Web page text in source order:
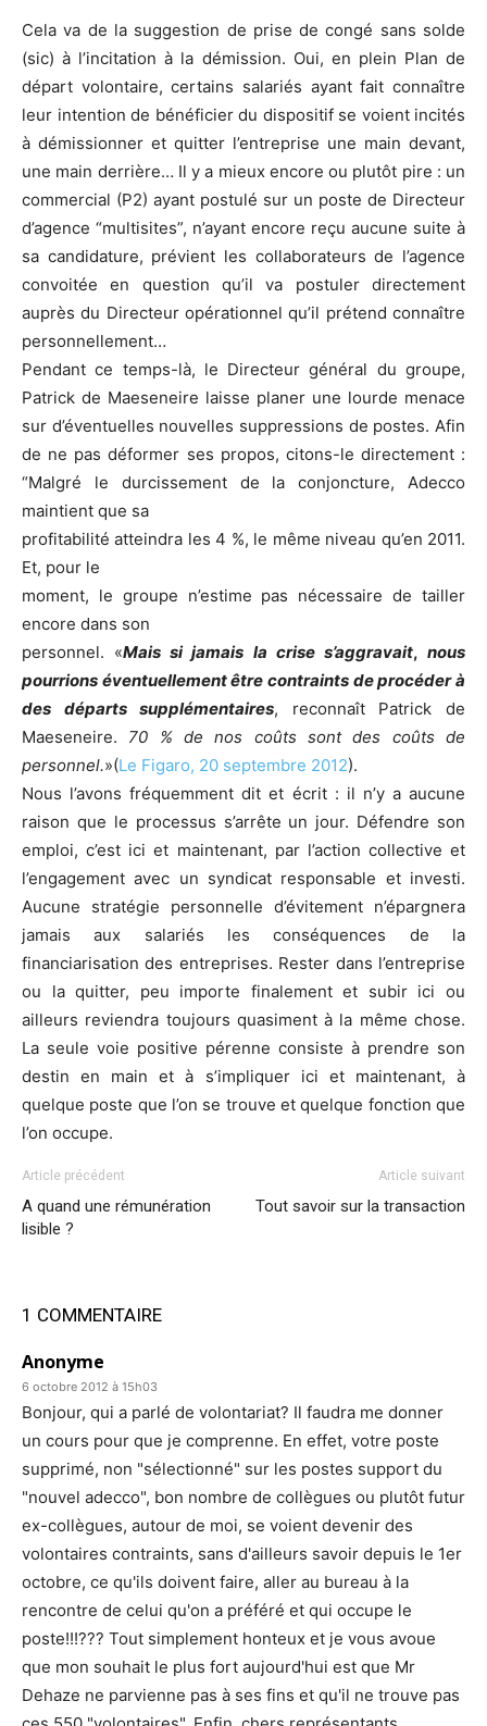
Cela va de la suggestion de prise de congé sans solde
(sic) à l’incitation à la démission. Oui, en plein Plan de
départ volontaire, certains salariés ayant fait connaître
leur intention de bénéficier du dispositif se voient incités
à démissionner et quitter l’entreprise une main devant,
une main derrière… Il y a mieux encore ou plutôt pire : un
commercial (P2) ayant postulé sur un poste de Directeur
d’agence “multisites”, n’ayant encore reçu aucune suite à
sa candidature, prévient les collaborateurs de l’agence
convoitée en question qu’il va postuler directement
auprès du Directeur opérationnel qu’il prétend connaître
personnellement…
Pendant ce temps-là, le Directeur général du groupe,
Patrick de Maeseneire laisse planer une lourde menace
sur d’éventuelles nouvelles suppressions de postes. Afin
de ne pas déformer ses propos, citons-le directement :
“Malgré le durcissement de la conjoncture, Adecco
maintient que sa
profitabilité atteindra les 4 %, le même niveau qu’en 2011.
Et, pour le
moment, le groupe n’estime pas nécessaire de tailler
encore dans son
personnel. «Mais si jamais la crise s’aggravait, nous
pourrions éventuellement être contraints de procéder à
des départs supplémentaires, reconnaît Patrick de
Maeseneire. 70 % de nos coûts sont des coûts de
personnel.»(Le Figaro, 20 septembre 2012).
Nous l’avons fréquemment dit et écrit : il n’y a aucune
raison que le processus s’arrête un jour. Défendre son
emploi, c’est ici et maintenant, par l’action collective et
l’engagement avec un syndicat responsable et investi.
Aucune stratégie personnelle d’évitement n’épargnera
jamais aux salariés les conséquences de la
financiarisation des entreprises. Rester dans l’entreprise
ou la quitter, peu importe finalement et subir ici ou
ailleurs reviendra toujours quasiment à la même chose.
La seule voie positive pérenne consiste à prendre son
destin en main et à s’impliquer ici et maintenant, à
quelque poste que l’on se trouve et quelque fonction que
l’on occupe.
Article précédent
A quand une rémunération
lisible ?
Article suivant
Tout savoir sur la transaction
1 COMMENTAIRE
Anonyme
6 octobre 2012 à 15h03
Bonjour, qui a parlé de volontariat? Il faudra me donner
un cours pour que je comprenne. En effet, votre poste
supprimé, non "sélectionné" sur les postes support du
"nouvel adecco", bon nombre de collègues ou plutôt futur
ex-collègues, autour de moi, se voient devenir des
volontaires contraints, sans d'ailleurs savoir depuis le 1er
octobre, ce qu'ils doivent faire, aller au bureau à la
rencontre de celui qu'on a préféré et qui occupe le
poste!!!??? Tout simplement honteux et je vous avoue
que mon souhait le plus fort aujourd'hui est que Mr
Dehaze ne parvienne pas à ses fins et qu'il ne trouve pas